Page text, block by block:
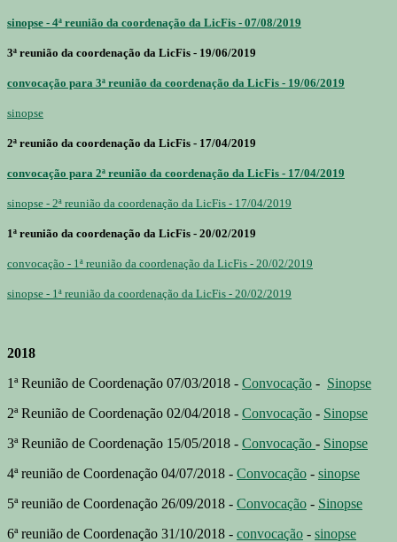
sinopse - 4ª reunião da coordenação da LicFis - 07/08/2019
3ª reunião da coordenação da LicFis - 19/06/2019
convocação para 3ª reunião da coordenação da LicFis - 19/06/2019
sinopse
2ª reunião da coordenação da LicFis - 17/04/2019
convocação para 2ª reunião da coordenação da LicFis - 17/04/2019
sinopse - 2ª reunião da coordenação da LicFis - 17/04/2019
1ª reunião da coordenação da LicFis - 20/02/2019
convocação - 1ª reunião da coordenação da LicFis - 20/02/2019
sinopse - 1ª reunião da coordenação da LicFis - 20/02/2019
2018
1ª Reunião de Coordenação 07/03/2018 - Convocação - Sinopse
2ª Reunião de Coordenação 02/04/2018 - Convocação - Sinopse
3ª Reunião de Coordenação 15/05/2018 - Convocação - Sinopse
4ª reunião de Coordenação 04/07/2018 - Convocação - sinopse
5ª reunião de Coordenação 26/09/2018 - Convocação - Sinopse
6ª reunião de Coordenação 31/10/2018 - convocação - sinopse